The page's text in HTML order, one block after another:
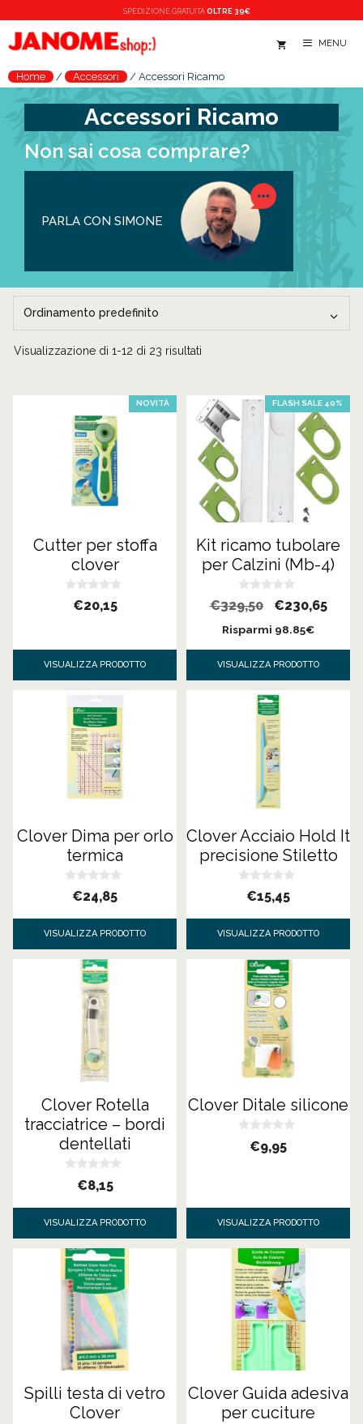
SPEDIZIONE GRATUITA OLTRE 39€
MENU
Home / Accessori / Accessori Ricamo
Accessori Ricamo
Non sai cosa comprare?
PARLA CON SIMONE
Visualizzazione di 1-12 di 23 risultati
NOVITÀ
Cutter per stoffa
clover
s€20,15
VISUALIZZA PRODOTTO
FLASH SALE 40%
Kit ricamo tubolare
per Calzini (Mb-4)
0
s
5
€329,50
Il
prezzo
originale
era:
€329,50.
€230,65Il
Risparmi 98.85€
VISUALIZZA PRODOTTO
Clover Dima per orlo
termica
s
5
€24,85
VISUALIZZA PRODOTTO
Clover Acciaio Hold It
precisione Stiletto
s
5
€15,45
VISUALIZZA PRODOTTO
Clover Rotella
tracciatrice – bordi
dentellati
5
€8,15
VISUALIZZA PRODOTTO
Clover Ditale silicone
€9,95
VISUALIZZA PRODOTTO
Spilli testa di vetro
Clover
Clover Guida adesiva
per cuciture